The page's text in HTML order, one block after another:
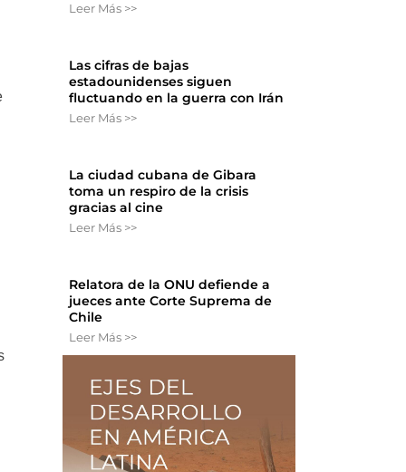
Leer Más >>
Las cifras de bajas
estadounidenses siguen
fluctuando en la guerra con Irán
Leer Más >>
La ciudad cubana de Gibara
toma un respiro de la crisis
gracias al cine
Leer Más >>
Relatora de la ONU defiende a
jueces ante Corte Suprema de
Chile
Leer Más >>